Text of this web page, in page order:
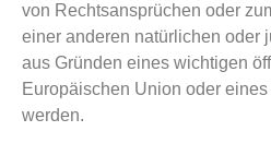
von Rechtsansprüchen oder
einer anderen natürlichen oder
aus Gründen eines wichtigen
Europäischen Union oder
werden.